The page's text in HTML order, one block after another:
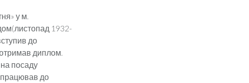
у м.
1932-
до
отримав диплом.
посаду
працював до